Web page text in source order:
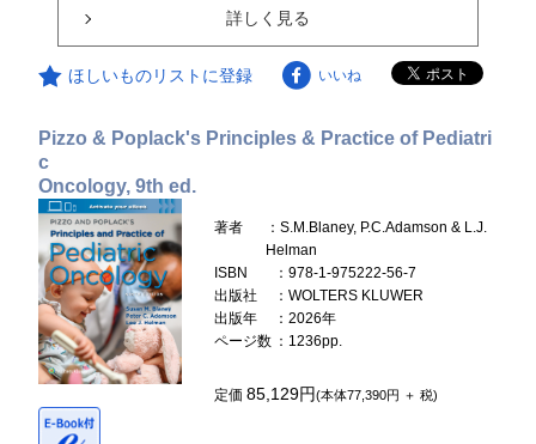
詳しく見る
ほしいものリストに登録 いいね
Pizzo & Poplack's Principles & Practice of Pediatri
c
Oncology, 9th ed.
著者
：S.M.Blaney, P.C.Adamson & L.J.
Helman
ISBN
：978-1-975222-56-7
出版社
：WOLTERS KLUWER
出版年
：2026年
ページ数 ：1236pp.
定価85,129円(本体77,390円 ＋ 税)